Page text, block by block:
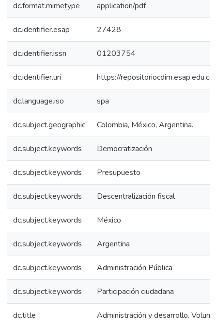
dc.format.mimetype application/pdf
dc.identifier.esap 27428
dc.identifier.issn 01203754
dc.identifier.uri https://
dc.language.iso spa
dc.subject.geographic Colombia, México, Argentina.
dc.subject.keywords Democratización
dc.subject.keywords Presupuesto
dc.subject.keywords Descentralización fiscal
dc.subject.keywords México
dc.subject.keywords Argentina
dc.subject.keywords Administración Pública
dc.subject.keywords Participación ciudadana
dc.title Administración y desarrollo.